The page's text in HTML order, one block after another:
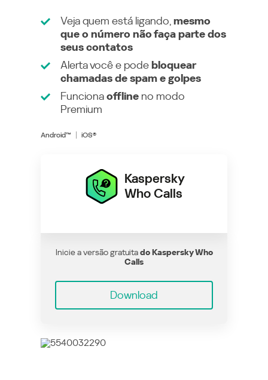
Veja quem está ligando, mesmo
que o número não faça parte dos
seus contatos
Alerta você e podebloquear
chamadas de spam e golpes
Funcionaoffline no modo
Premium
Android™ iOS®
Kaspersky
Who Calls
Inicie a versão gratuitado Kaspersky Who
Calls
Download